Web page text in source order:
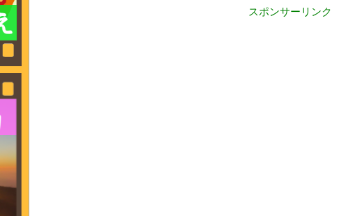
スポンサーリンク